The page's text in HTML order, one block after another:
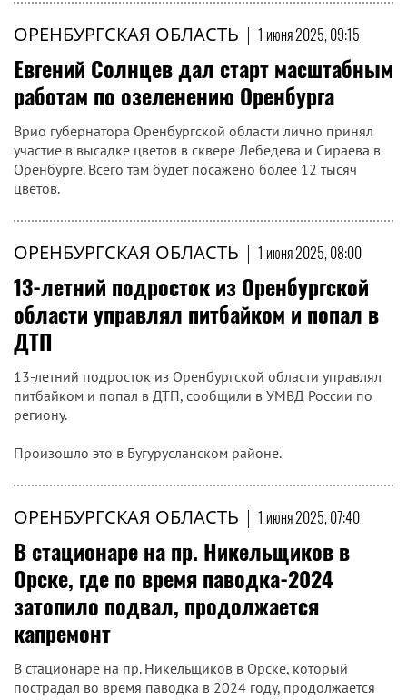
ОРЕНБУРГСКАЯ ОБЛАСТЬ | 1 июня 2025, 09:15
Евгений Солнцев дал старт масштабным
работам по озеленению Оренбурга
Врио губернатора Оренбургской области лично принял
участие в высадке цветов в сквере Лебедева и Сираева в
Оренбурге. Всего там будет посажено более 12 тысяч
цветов.
ОРЕНБУРГСКАЯ ОБЛАСТЬ | 1 июня 2025, 08:00
13-летний подросток из Оренбургской
области управлял питбайком и попал в
ДТП
13-летний подросток из Оренбургской области управлял
питбайком и попал в ДТП, сообщили в УМВД России по
региону.
Произошло это в Бугурусланском районе.
ОРЕНБУРГСКАЯ ОБЛАСТЬ | 1 июня 2025, 07:40
В стационаре на пр. Никельщиков в
Орске, где по время паводка-2024
затопило подвал, продолжается
капремонт
В стационаре на пр. Никельщиков в Орске, который
пострадал во время паводка в 2024 году, продолжается